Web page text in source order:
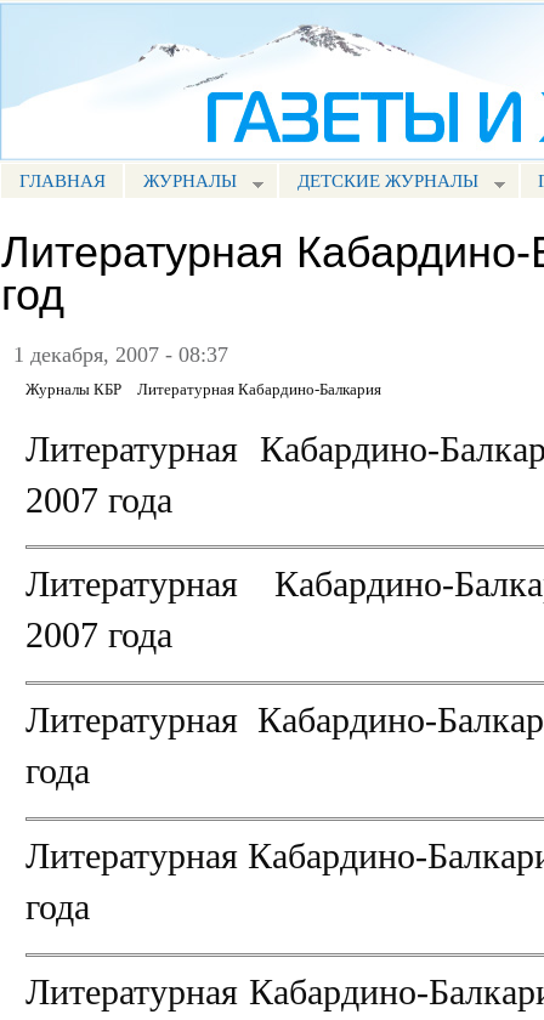
Портал СМИ КБР
МЕНЮ ПРЕССА
ГЛАВНАЯ ЖУРНАЛЫ ДЕТСКИЕ ЖУРНАЛЫ
Литературная
год
1 декабря, 2007 - 08:37
Журналы КБР Литературная Кабардино-Балкария
Литературная Кабардино-
2007 года
Литературная Кабардино-
2007 года
Литературная Кабардино-
года
Литературная Кабардино-
года
Литературная Кабардино-